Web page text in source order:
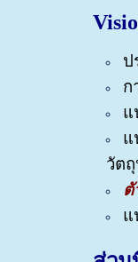
ป
ก
แ
แ
วัตถุ
ตั
แ